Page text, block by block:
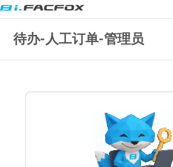
待办-人工订单-管理员